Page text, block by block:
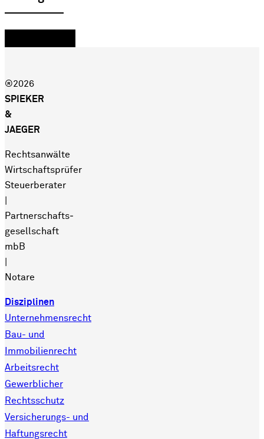
®2026
SPIEKER
&
JAEGER
Rechtsanwälte
Wirtschaftsprüfer
Steuerberater
Partnerschafts­
gesellschaft
mbB
Notare
Disziplinen
Unternehmensrecht
Bau- und
Immobilienrecht
Arbeitsrecht
Gewerblicher
Rechtsschutz
Versicherungs- und
Haftungsrecht